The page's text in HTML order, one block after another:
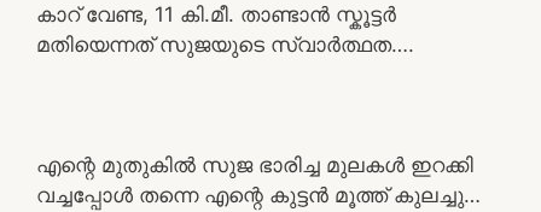
കാറ് വേണ്ട, 11 കി.മീ. താണ്ടാൻ സ്കൂട്ടർ
മതിയെന്നത് സുജയുടെ സ്വാർത്ഥത….
എന്റെ മുതുകിൽ സുജ ഭാരിച്ച മുലകൾ ഇറക്കി
വച്ചപ്പോൾ തന്നെ എന്റെ കുട്ടൻ മൂത്ത് കുലച്ചു…